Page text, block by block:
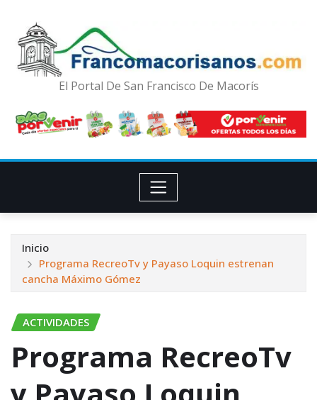
El Portal De San Francisco De Macorís
Inicio
Programa RecreoTv y Payaso Loquin estrenan
cancha Máximo Gómez
ACTIVIDADES
Programa RecreoTv